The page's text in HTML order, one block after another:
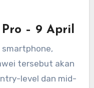
– 9 April
smartphone,
tersebut akan
level dan mid-